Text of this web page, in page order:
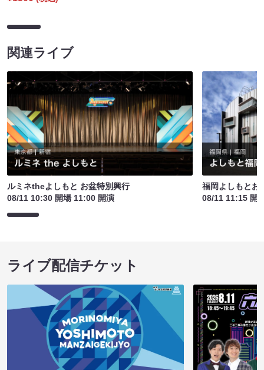
関連ライブ
ルミネtheよしもと お盆特別興行
08/11 10:30 開場 11:00 開演
福岡よしもとお
08/11 11:15 開
ライブ配信チケット